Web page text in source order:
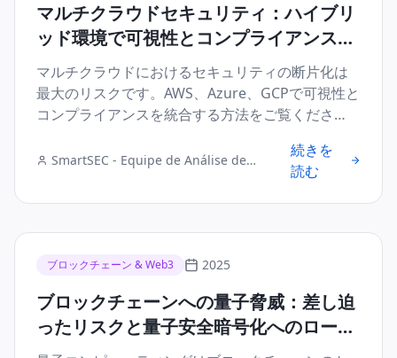
マルチクラウドセキュリティ：ハイブリ
ッド環境で可視性とコンプライアンスを
統合する方法
マルチクラウドにおけるセキュリティの断片化は
最大のリスクです。AWS、Azure、GCPで可視性と
コンプライアンスを統合する方法をご覧くださ
SmartSEC - Equipe de Análise de
続きを
読む
ブロックチェーン & Web3 2025
ブロックチェーンへの量子脅威：差し迫
ったリスクと量子安全暗号化へのロード
マップ